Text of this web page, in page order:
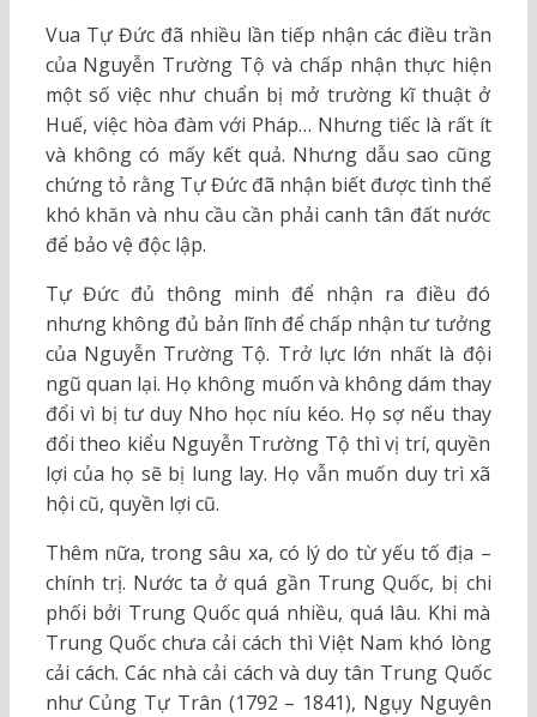
Vua Tự Đức đã nhiều lần tiếp nhận các điều trần
của Nguyễn Trường Tộ và chấp nhận thực hiện
một số việc như chuẩn bị mở trường kĩ thuật ở
Huế, việc hòa đàm với Pháp… Nhưng tiếc là rất ít
và không có mấy kết quả. Nhưng dẫu sao cũng
chứng tỏ rằng Tự Đức đã nhận biết được tình thế
khó khăn và nhu cầu cần phải canh tân đất nước
để bảo vệ độc lập.
Tự Đức đủ thông minh để nhận ra điều đó
nhưng không đủ bản lĩnh để chấp nhận tư tưởng
của Nguyễn Trường Tộ. Trở lực lớn nhất là đội
ngũ quan lại. Họ không muốn và không dám thay
đổi vì bị tư duy Nho học níu kéo. Họ sợ nếu thay
đổi theo kiểu Nguyễn Trường Tộ thì vị trí, quyền
lợi của họ sẽ bị lung lay. Họ vẫn muốn duy trì xã
hội cũ, quyền lợi cũ.
Thêm nữa, trong sâu xa, có lý do từ yếu tố địa –
chính trị. Nước ta ở quá gần Trung Quốc, bị chi
phối bởi Trung Quốc quá nhiều, quá lâu. Khi mà
Trung Quốc chưa cải cách thì Việt Nam khó lòng
cải cách. Các nhà cải cách và duy tân Trung Quốc
như Củng Tự Trân (1792 – 1841), Ngụy Nguyên